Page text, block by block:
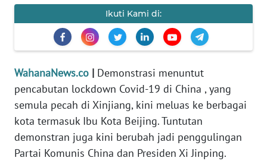
Ikuti Kami di:
WahanaNews.co | Demonstrasi menuntut
pencabutan lockdown Covid-19 di China , yang
semula pecah di Xinjiang, kini meluas ke berbagai
kota termasuk Ibu Kota Beijing. Tuntutan
demonstran juga kini berubah jadi penggulingan
Partai Komunis China dan Presiden Xi Jinping.
EDITORIAL
Informasi
INDEKS
BERITA